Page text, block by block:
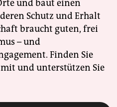
und baut einen
Schutz und Erhalt
braucht guten, frei
– und
Finden Sie
mit und unterstützen Sie